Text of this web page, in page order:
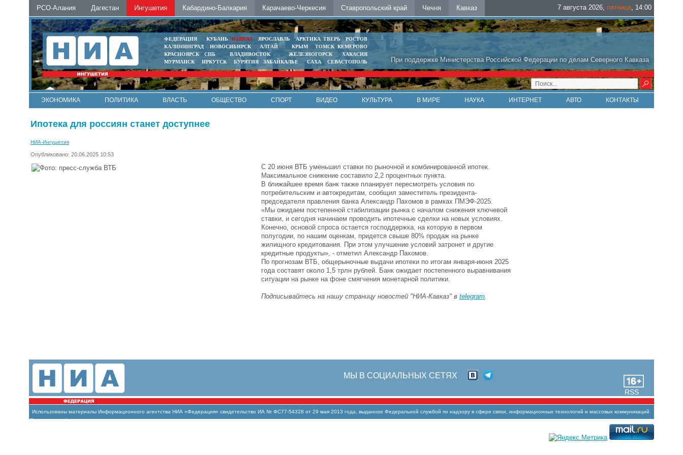
РСО-Алания Дагестан Ингушетия Кабардино-Балкария Карачаево-Черкесия Ставропольский край Чечня Кавказ 7 августа 2026, пятница, 14:00
При поддержке Министерства Российской Федерации по делам Северного Кавказа
ФЕДЕРАЦИЯ КУБАНЬ КАВКАЗ ЯРОСЛАВЛЬ АРКТИКА ТВЕРЬ
РОСТОВ
КАЛИНИНГРАД
НОВОСИБИРСК АЛТАЙ КРЫМ ТОМСК КЕМЕРОВО
КРАСНОЯРСК
СПБ ВЛАДИВОСТОК ЖЕЛЕЗНОГОРСК
ХАКАСИЯ
МУРМАНСК
ИРКУТСК БУРЯТИЯ ЗАБАЙКАЛЬЕ САХА СЕВАСТОПОЛЬ
ЭКОНОМИКА ПОЛИТИКА ВЛАСТЬ ОБЩЕСТВО СПОРТ ВИДЕО КУЛЬТУРА В МИРЕ НАУКА ИНТЕРНЕТ АВТО КОНТАКТЫ
Ипотека для россиян станет доступнее
НИА-Ингушетия
Опубликовано: 20.06.2025 10:53
С 20 июня ВТБ уменьшил ставки по рыночной и комбинированной ипотек.
Максимальное снижение составило 2,2 процентных пункта.
В ближайшее время банк также планирует пересмотреть условия по
потребительским и автокредитам, сообщил заместитель президента-
председателя правления банка Александр Пахомов в рамках ПМЭФ-2025.
«Мы ожидаем постепенной стабилизации рынка с началом снижения ключевой
ставки, и сегодня начинаем проводить ипотечные сделки на новых условиях.
Конечно, основой спроса остается господдержка, на которую в первом
полугодии, по нашим оценкам, придется свыше 80% продаж на рынке
жилищного кредитования. При этом улучшение условий затронет и другие
кредитные продукты», - отметил Александр Пахомов.
По прогнозам ВТБ, общерыночные выдачи ипотеки по итогам января-июня 2025
года составят около 1,5 трлн рублей. Банк ожидает постепенного выравнивания
ситуации на рынке на фоне смягчения монетарной политики.
Подписывайтесь на нашу страницу новостей "НИА-Кавказ" в telegram
RSS
МЫ В СОЦИАЛЬНЫХ СЕТЯХ
Использованы материалы Информационного агентства НИА «Федерация» свидетельство ИА № ФС77-54328 от 29 мая 2013 года, выданное Федеральной службой по надзору в сфере связи, информационных технологий и массовых коммуникаций
(Роскомнадзор)